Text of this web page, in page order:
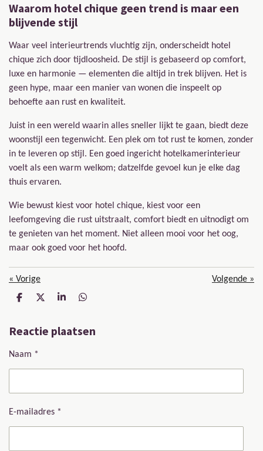
Waarom hotel chique geen trend is maar een
blijvende stijl
Waar veel interieurtrends vluchtig zijn, onderscheidt hotel
chique zich door tijdloosheid. De stijl is gebaseerd op comfort,
luxe en harmonie — elementen die altijd in trek blijven. Het is
geen hype, maar een manier van wonen die inspeelt op
behoefte aan rust en kwaliteit.
Juist in een wereld waarin alles sneller lijkt te gaan, biedt deze
woonstijl een tegenwicht. Een plek om tot rust te komen, zonder
in te leveren op stijl. Een goed ingericht hotelkamerinterieur
voelt als een warm welkom; datzelfde gevoel kun je elke dag
thuis ervaren.
Wie bewust kiest voor hotel chique, kiest voor een
leefomgeving die rust uitstraalt, comfort biedt en uitnodigt om
te genieten van het moment. Niet alleen mooi voor het oog,
maar ook goed voor het hoofd.
« Vorige Volgende »
D
e
n
D
l
S
r
e
D
e
n
Reactie plaatsen
Naam *
E-mailadres *